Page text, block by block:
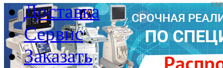
Доставка
Сервис
Заказать